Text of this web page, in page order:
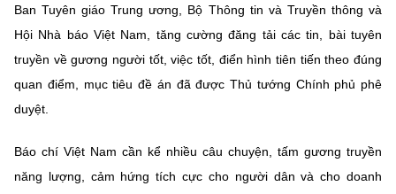
Ban Tuyên giáo Trung ương, Bộ Thông tin và Truyền thông và
Hội Nhà báo Việt Nam, tăng cường đăng tải các tin, bài tuyên
truyền về gương người tốt, việc tốt, điển hình tiên tiến theo đúng
quan điểm, mục tiêu đề án đã được Thủ tướng Chính phủ phê
duyệt.
Báo chí Việt Nam cần kể nhiều câu chuyện, tấm gương truyền
năng lượng, cảm hứng tích cực cho người dân và cho doanh